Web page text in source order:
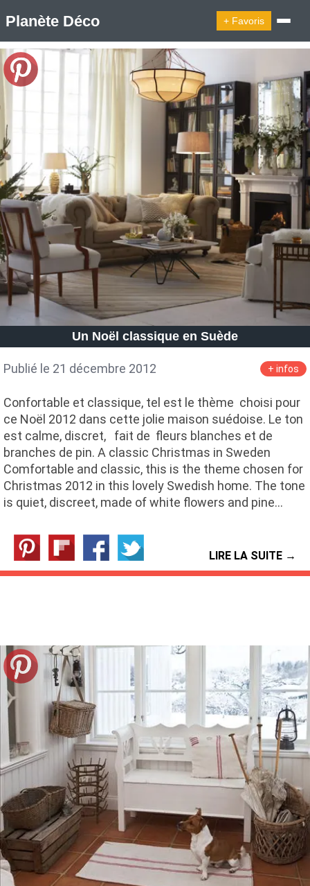
Planète Déco + Favoris
ℹ︎ À propos
Cabanes
Decoration Noël
Design Suédois En Quelques Photos
Idées Déco En 10 Photos
La Semaine Décoration Et Design
Maison En Ville
Méli-Mélo Suédois
Publi Reportage
Tendance
Interieurs Scandinaves
La Décoration Selon Votre Signe Astrologique
Les Trouvailles Déco Du Jour
Loft
Maison Appartement Écologique
Maison Container/container House
Maison D'hôtes
Maison Et Appartement Vintage
On Décode La Déco
Petite Surface
Piscine Question De Style
Renovation
Revue De Week End
Tiny House
Un Noël classique en Suède
Publié le 21 décembre 2012 + infos
Confortable et classique, tel est le thème choisi pour
ce Noël 2012 dans cette jolie maison suédoise. Le ton
est calme, discret, fait de fleurs blanches et de
branches de pin. A classic Christmas in Sweden
Comfortable and classic, this is the theme chosen for
Christmas 2012 in this lovely Swedish home. The tone
is quiet, discreet, made of white flowers and pine…
LIRE LA SUITE →